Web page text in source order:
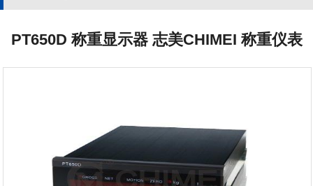
PT650D 称重显示器 志美CHIMEI 称重仪表